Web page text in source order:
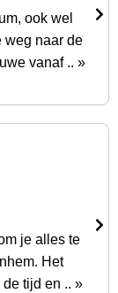
ook wel
weg naar de
vanaf .. »
je alles te
Het
tijd en .. »